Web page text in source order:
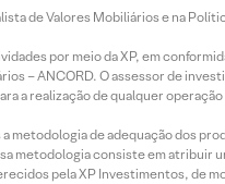
de Valores Mobiliários e na
por meio da XP, em
– ANCORD. O assessor de
a realização de qualquer
metodologia de adequação dos
metodologia consiste em atribuir
pela XP Investimentos, de